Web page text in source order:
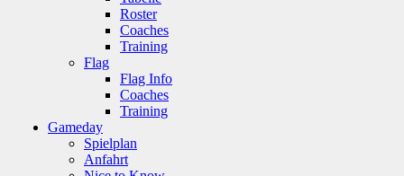
Roster
Coaches
Training
Flag
Flag Info
Coaches
Training
Gameday
Spielplan
Anfahrt